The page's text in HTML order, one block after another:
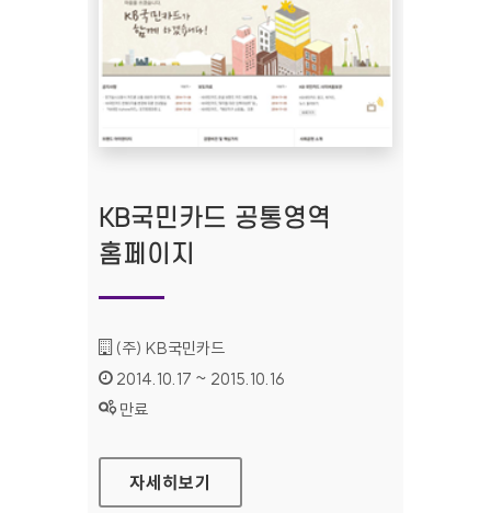
KB국민카드 공통영역
홈페이지
기관명 :
(주) KB국민카드
인증기간 :
2014.10.17 ~ 2015.10.16
상태 :
만료
KB국민카드 공통영역 홈페이지
자세히보기